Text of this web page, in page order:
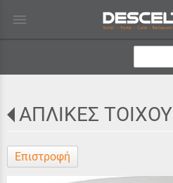
menu
ΑΠΛΙΚΕΣ ΤΟΙΧΟΥ
Επιστροφή